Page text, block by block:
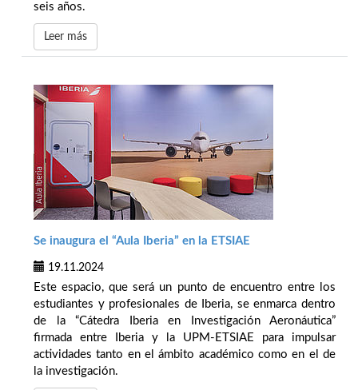
seis años.
Leer más
Se inaugura el “Aula Iberia” en la ETSIAE
19.11.2024
Este espacio, que será un punto de encuentro entre los
estudiantes y profesionales de Iberia, se enmarca dentro
de la “Cátedra Iberia en Investigación Aeronáutica”
firmada entre Iberia y la UPM-ETSIAE para impulsar
actividades tanto en el ámbito académico como en el de
la investigación.